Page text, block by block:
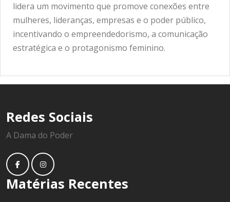
lidera um movimento que promove conexões entre
mulheres, lideranças, empresas e o poder público,
incentivando o empreendedorismo, a comunicação
estratégica e o protagonismo feminino.
Redes Sociais
A Dama do Poder
Matérias Recentes